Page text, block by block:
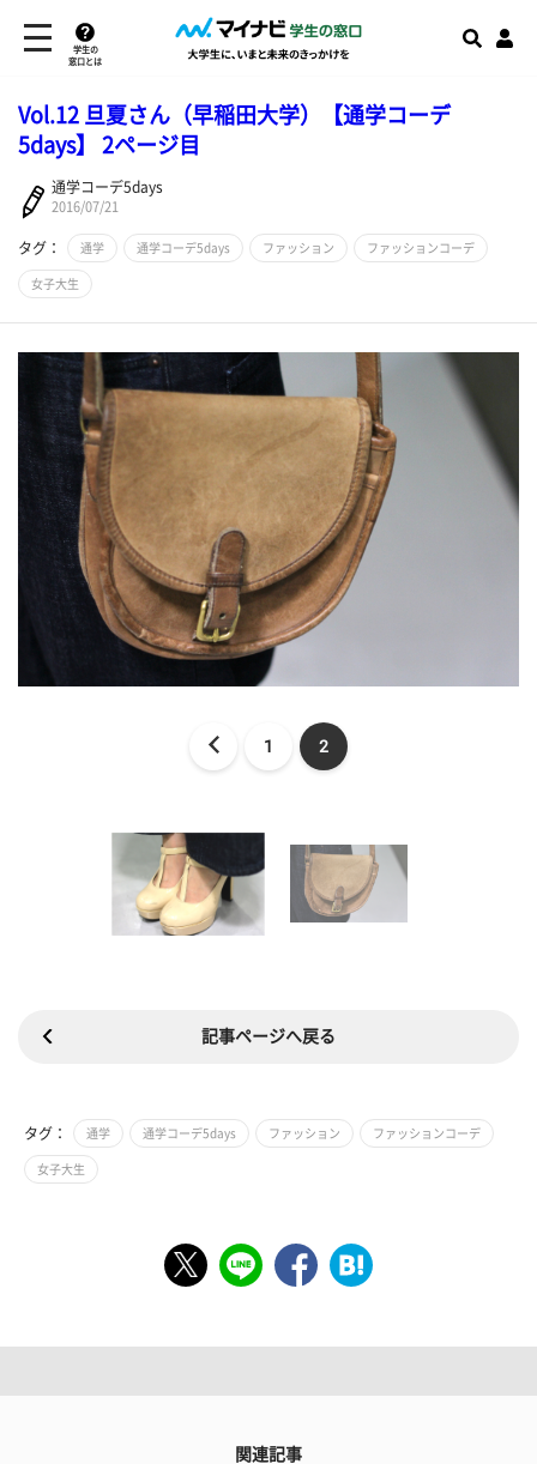
学生の
窓口とは
Vol.12 旦夏さん（早稲田大学）【通学コーデ
5days】 2ページ目
通学コーデ5days
2016/07/21
タグ： 通学 通学コーデ5days ファッション ファッションコーデ
女子大生
1 2
記事ページへ戻る
タグ： 通学 通学コーデ5days ファッション ファッションコーデ
女子大生
関連記事